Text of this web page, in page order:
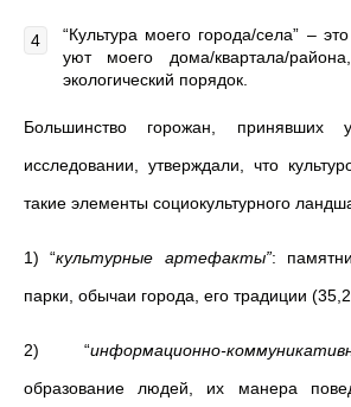
“Культура моего города/села” ‒ это
уют моего дома/квартала/
экологический порядок.
Большинство горожан, принявших
исследовании, утверждали, что
такие элементы социокультурного
1) “культурные артефакты”:
парки, обычаи города, его традиции
2) “информационно-
образование людей, их манера